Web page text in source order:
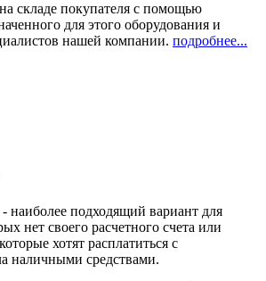
складе покупателя с помощью
для этого оборудования и
нашей компании. подробнее...
наиболее подходящий вариант для
нет своего расчетного счета или
хотят расплатиться с
наличными средствами.